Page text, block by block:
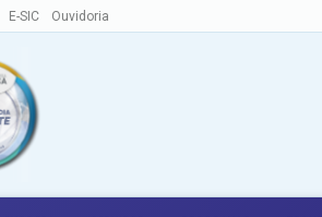
E-SIC Ouvidoria